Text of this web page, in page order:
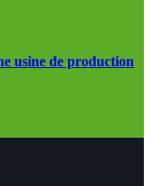
usine de production